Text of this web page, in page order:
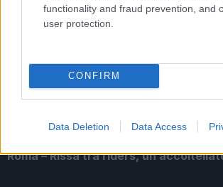
functionality and fraud prevention, and
user protection.
CONFIRM
Data Deletion Data Access
UFFICIALE: il Lazio torna in zona
Roma – Rissa tra riders, un